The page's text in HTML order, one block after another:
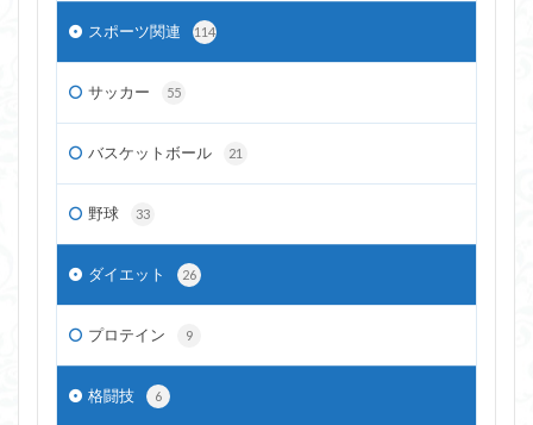
スポーツ関連 114
サッカー 55
バスケットボール 21
野球 33
ダイエット 26
プロテイン 9
格闘技 6